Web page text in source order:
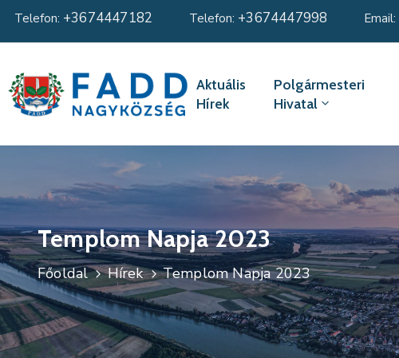
Telefon: +3674447182 Telefon: +3674447998 Email:
Aktuális
Hírek
Polgármesteri
Hivatal
Templom Napja 2023
Főoldal Hírek Templom Napja 2023